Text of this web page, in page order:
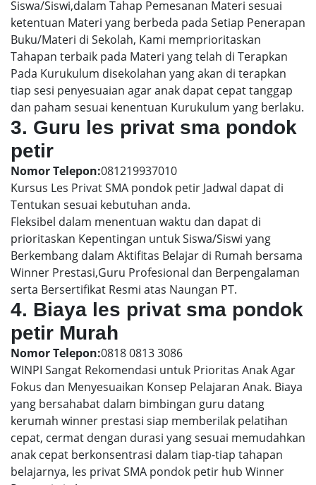
Siswa/Siswi,dalam Tahap Pemesanan Materi sesuai
ketentuan Materi yang berbeda pada Setiap Penerapan
Buku/Materi di Sekolah, Kami memprioritaskan
Tahapan terbaik pada Materi yang telah di Terapkan
Pada Kurukulum disekolahan yang akan di terapkan
tiap sesi penyesuaian agar anak dapat cepat tanggap
dan paham sesuai kenentuan Kurukulum yang berlaku.
3. Guru les privat sma pondok
petir
Nomor Telepon:081219937010
Kursus Les Privat SMA pondok petir Jadwal dapat di
Tentukan sesuai kebutuhan anda.
Fleksibel dalam menentuan waktu dan dapat di
prioritaskan Kepentingan untuk Siswa/Siswi yang
Berkembang dalam Aktifitas Belajar di Rumah bersama
Winner Prestasi,Guru Profesional dan Berpengalaman
serta Bersertifikat Resmi atas Naungan PT.
4. Biaya les privat sma pondok
petir Murah
Nomor Telepon:0818 0813 3086
WINPI Sangat Rekomendasi untuk Prioritas Anak Agar
Fokus dan Menyesuaikan Konsep Pelajaran Anak. Biaya
yang bersahabat dalam bimbingan guru datang
kerumah winner prestasi siap memberilak pelatihan
cepat, cermat dengan durasi yang sesuai memudahkan
anak cepat berkonsentrasi dalam tiap-tiap tahapan
belajarnya, les privat SMA pondok petir hub Winner